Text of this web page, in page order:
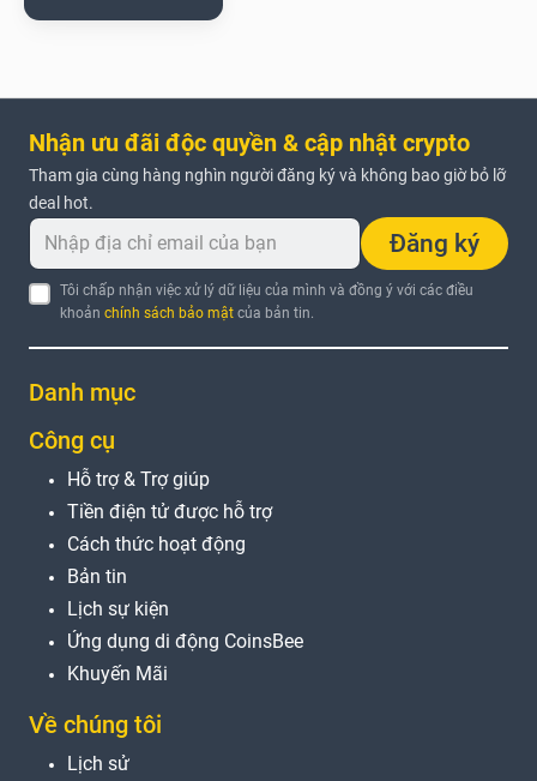
Nhận ưu đãi độc quyền & cập nhật crypto
Tham gia cùng hàng nghìn người đăng ký và không bao giờ bỏ lỡ
deal hot.
Đăng ký
Tôi chấp nhận việc xử lý dữ liệu của mình và đồng ý với các điều
khoảnchính sách bảo mật của bản tin.
Danh mục
Công cụ
Hỗ trợ & Trợ giúp
Tiền điện tử được hỗ trợ
Cách thức hoạt động
Bản tin
Lịch sự kiện
Ứng dụng di động CoinsBee
Khuyến Mãi
Về chúng tôi
Lịch sử